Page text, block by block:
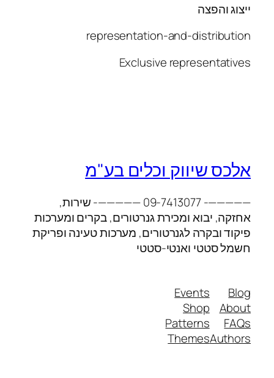
ייצוג והפצה
representation-and-distribution
Exclusive representatives
אלכס שיווק וכלים בע"מ
—————- 09-7413077 —————- שירות,
אחזקה, יבוא ומכירת גנרטורים, בקרים ומערכות
פיקוד ובקרה לגנרטורים, מערכות טעינה ופריקת
חשמל סטטי ואנטי-סטטי
Blog
About
FAQs
Authors
Events
Shop
Patterns
Themes